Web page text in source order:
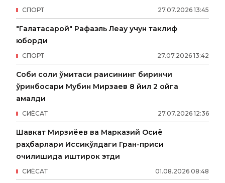
27.07.2026 13:45
СПОРТ
"Галатасарой" Рафаэль Леау учун таклиф
юборди
27.07.2026 13:42
СПОРТ
Собиқ солиқ қўмитаси раисининг биринчи
ўринбосари Мубин Мирзаев 8 йил 2 ойга
қамалди
27.07.2026 12:36
СИËСАТ
Шавкат Мирзиёев ва Марказий Осиё
раҳбарлари Иссиқкўлдаги Гран-приси
очилишида иштирок этди
01.08.2026 08:48
СИËСАТ